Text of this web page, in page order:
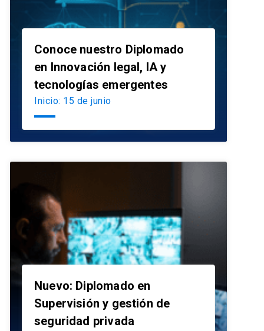
Conoce nuestro Diplomado
en Innovación legal, IA y
tecnologías emergentes
Inicio: 15 de junio
Nuevo: Diplomado en
Supervisión y gestión de
seguridad privada